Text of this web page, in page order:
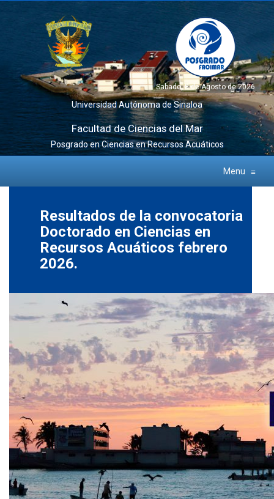
Sabado, 8 de Agosto de 2026
Universidad Autónoma de Sinaloa
Facultad de Ciencias del Mar
Posgrado en Ciencias en Recursos Acuáticos
Menu ≡
Resultados de la convocatoria
Doctorado en Ciencias en
Recursos Acuáticos febrero
2026.